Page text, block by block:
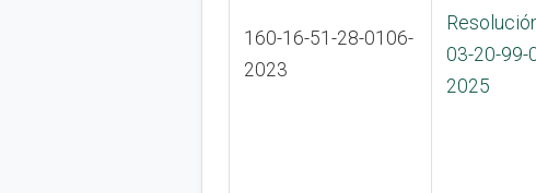
160-16-51-28-0106-
2023
03-20-99-
2025